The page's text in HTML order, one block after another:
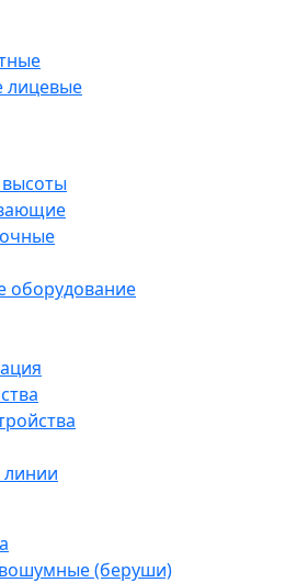
лицевые
оборудование
линии
(беруши)